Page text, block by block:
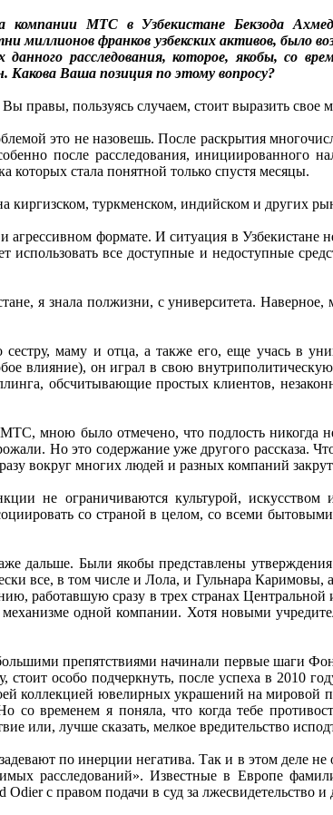
компании МТС в Узбекистане Бекзода
миллионов франков узбекских активов, было
расследования, которое, якобы, со
Какова Ваша позиция по этому вопросу?
правы, пользуясь случаем, стоит выразить свое
это не назовешь. После раскрытия
после расследования, инициированного
стала понятной только спустя месяцы.
туркменском, индийском и других
формате. И ситуация в Узбекистане
все доступные и недоступные
я знала полжизни, с университета.
маму и отца, а также его, еще учась в
влияние), он играл в свою
обсчитывающие простых клиентов,
мною было отмечено, что подлость никогда
Но это содержание уже другого рассказа.
вокруг многих людей и разных компаний
не ограничиваются культурой,
со страной в целом, со всеми
дальше. Были якобы представлены
все, в том числе и Лола, и Гульнара Каримовы,
работавшую сразу в трех странах
одной компании. Хотя новыми
препятствиями начинали первые шаги
стоит особо подчеркнуть, после успеха в 2010
коллекцией ювелирных украшений на мировой
временем я поняла, что когда тебе
или, лучше сказать, мелкое вредительство
по инерции негатива. Так и в этом деле
расследований». Известные в Европе
с правом подачи в суд за лжесвидетельство